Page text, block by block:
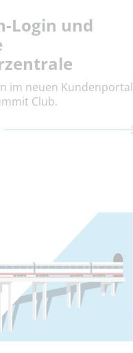
Login und
im neuen Kundenportal
Club.